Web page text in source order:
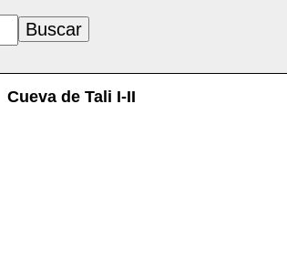
Cueva de Tali I-II